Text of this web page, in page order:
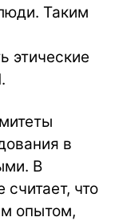
Таким
этические
в
В
что
опытом,